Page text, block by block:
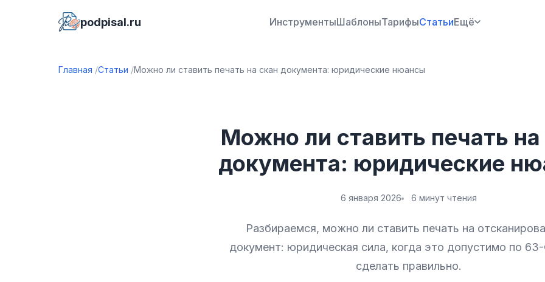
podpisal.ru ИнструментыШаблоныТарифыСтатьиЕщё
Главная Статьи Можно ли ставить печать на скан документа: юридические нюансы
Можно ли ставить печать на
документа: юридические
6 января 2026 6 минут чтения
Разбираемся, можно ли ставить печать на
документ: юридическая сила, когда это допустимо по
сделать правильно.